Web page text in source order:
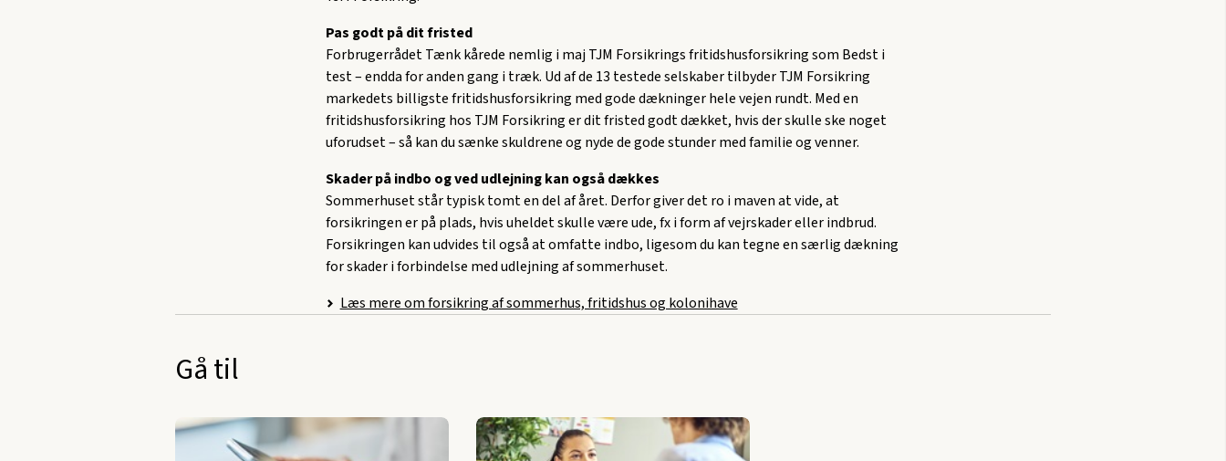
Pas godt på dit fristed
Forbrugerrådet Tænk kårede nemlig i maj TJM Forsikrings fritidshusforsikring som Bedst i
test – endda for anden gang i træk. Ud af de 13 testede selskaber tilbyder TJM Forsikring
markedets billigste fritidshusforsikring med gode dækninger hele vejen rundt. Med en
fritidshusforsikring hos TJM Forsikring er dit fristed godt dækket, hvis der skulle ske noget
uforudset – så kan du sænke skuldrene og nyde de gode stunder med familie og venner.
Skader på indbo og ved udlejning kan også dækkes
Sommerhuset står typisk tomt en del af året. Derfor giver det ro i maven at vide, at
forsikringen er på plads, hvis uheldet skulle være ude, fx i form af vejrskader eller indbrud.
Forsikringen kan udvides til også at omfatte indbo, ligesom du kan tegne en særlig dækning
for skader i forbindelse med udlejning af sommerhuset.
Læs mere om forsikring af sommerhus, fritidshus og kolonihave
Gå til